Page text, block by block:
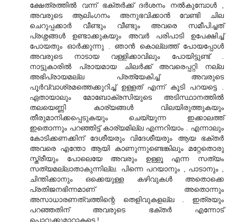
ക്ഷേത്രത്തില്‍ വന്ന് ഭക്തര്‍ക്ക് ദര്‍ശനം നല്‍കുമ്പോള്‍ ,
അവരുടെ ആലിംഗനം അനുഭവിക്കാന്‍ വേണ്ടി ചില
ചെറുപ്പക്കാര്‍ വീണ്ടും വീണ്ടും അവരെ സമീപിച്ചത്
പ്രശ്നങ്ങള്‍ ഉണ്ടാക്കുകയും അവര്‍ പരിപാടി ഉപേക്ഷിച്ച്
പോയതും ഓര്‍ക്കുന്നു . ഞാന്‍ കൊല്ലത്ത് പോയപ്പോള്‍
അവരുടെ നാടായ വള്ളിക്കാവിലും പോയിട്ടുണ്ട് .
നാട്ടുകാരില്‍ പ്രായമായ ചിലര്‍ക്ക് അവരെപ്പറ്റി നല്ല
അഭിപ്രായമല്ല പ്രത്യേകിച്ച് അവരുടെ
പൂര്‍വ്വാശ്രമത്തെക്കുറിച്ച് ഉള്ളത് എന്ന് കൂടി പറയട്ടെ .
ഏതായാലും മോബോക്രസിയുടെ അടിസ്ഥാനത്തില്‍
തലയെണ്ണി കാര്യങ്ങള്‍ വിലയിരുത്തുകയും
തീരുമാനിക്കപ്പെടുകയും ചെയ്യുന്ന ഇക്കാലത്ത്
ഇതൊന്നും പറഞ്ഞിട്ട് കാര്യമില്ല എന്നറിയാം . എന്നാലും
കോടിക്കണക്കിന് ദേശീയരും വിദേശീയരും ആയ ഭക്തര്‍
അവരെ എന്തോ ആയി കാ‍ണുന്നുണ്ടെങ്കിലും മറ്റേതൊരു
സ്ത്രീയും പോലെയേ അവരും ഉള്ളൂ എന്ന സത്യം
സത്യമല്ലാതാകുന്നില്ല. പിന്നെ പറയാനും , പാടാനും ,
ചിന്തിക്കാനും ഒക്കെയുള്ള കഴിവുകള്‍ അതൊക്കെ
പ്രതിജനഭിന്നമാണ് . അതൊന്നും
അസാധാരണത്വത്തിന്റെ തെളിവുകളല്ല . ഇത്രയും
പറഞ്ഞതിന് അവരുടെ ഭക്തര്‍ എന്നോട്
പൊറുക്കുമാറാകട്ടെ !